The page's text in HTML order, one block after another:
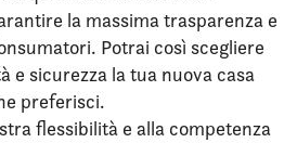
la massima trasparenza e
Potrai così scegliere
e sicurezza la tua nuova casa
preferisci.
flessibilità e alla competenza